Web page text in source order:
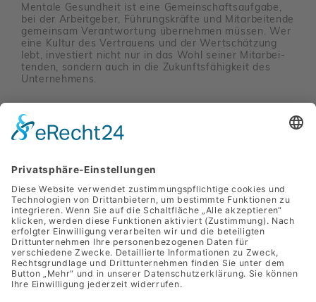
Mentale Gesund­heit ist eine Gemein­schafts­auf­gabe,
bei der Arbeit­geber, Führungs­kräfte und Mitar­bei­tende
gemeinsam Verant­wor­tung über­nehmen müssen. Wer
eine Kultur des Vertrauens und der Wert­schät­zung
lebt, inves­tiert nicht nur in das Wohl seiner Mitar­bei­
tenden, sondern auch in die Zukunfts­fä­hig­keit des
Unter­neh­mens.
Hier zum voll­stän­digen
Zurück
SANLAS Holding GmbH
Park­straße 11
8010 Graz
+43 (0) 3133 / 2274 - 9110
office@sanlas.at